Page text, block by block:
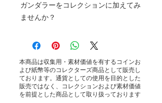
ガンダラーをコレクションに加えてみ
ませんか？
本商品は収集用・素材価値を有するコインお
よび紙幣等のコレクターズ商品として販売し
ております。通貨としての使用を目的とした
販売ではなく、コレクションおよび素材価値
を前提とした商品として取り扱っております